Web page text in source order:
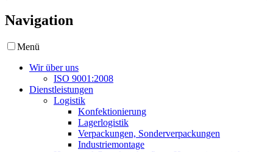
Navigation
Menü
Wir über uns
ISO 9001:2008
Dienstleistungen
Logistik
Konfektionierung
Lagerlogistik
Verpackungen, Sonderverpackungen
Industriemontage